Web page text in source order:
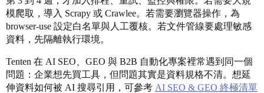
模爬取，導入 Scrapy 或 Crawlee。若需要瀏覽器操作，為
browser-use 設定白名單與人工覆核。若文件管線要處理敏感
資料，先隔離執行環境。
Tenten 在 AI SEO、GEO 與 B2B 自動化專案裡常遇到同一個
問題：企業想先買工具，但問題其實是資料規格不清。想延
伸資料如何被 AI 搜尋引用，可參考 AI SEO & GEO 終極清單